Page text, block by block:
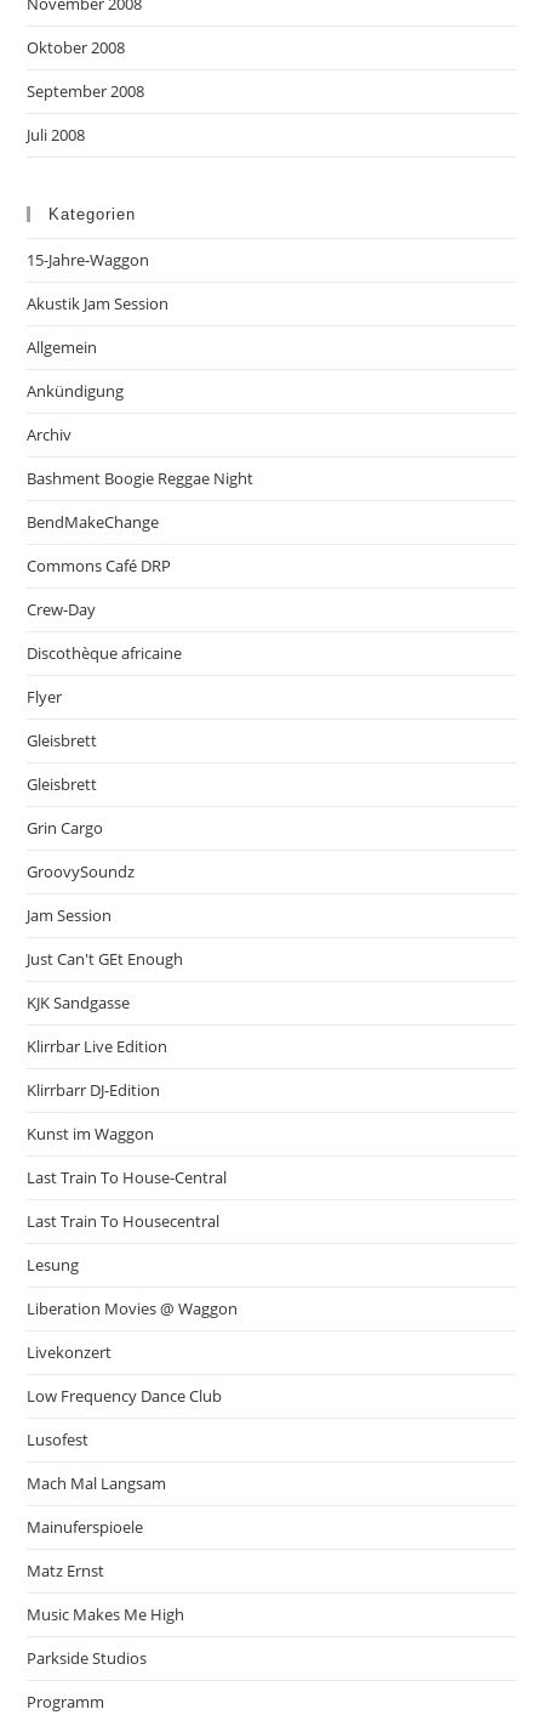
Oktober 2008
September 2008
Juli 2008
Kategorien
15-Jahre-Waggon
Akustik Jam Session
Allgemein
Ankündigung
Archiv
Bashment Boogie Reggae Night
BendMakeChange
Commons Café DRP
Crew-Day
Discothèque africaine
Flyer
Gleisbrett
Gleisbrett
Grin Cargo
GroovySoundz
Jam Session
Just Can't GEt Enough
KJK Sandgasse
Klirrbar Live Edition
Klirrbarr DJ-Edition
Kunst im Waggon
Last Train To House-Central
Last Train To Housecentral
Lesung
Liberation Movies @ Waggon
Livekonzert
Low Frequency Dance Club
Lusofest
Mach Mal Langsam
Mainuferspioele
Matz Ernst
Music Makes Me High
Parkside Studios
Programm